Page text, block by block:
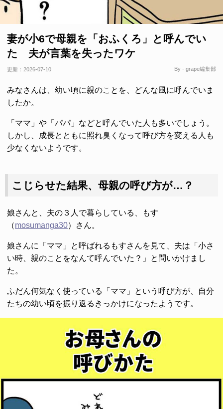
妻が小6で母親を「おふくろ」と呼んでい
た 夫が言葉を失ったワケ
更新： 2026-07-10 By - grape編集部
みなさんは、幼い頃に親のことを、どんな風に呼んでいま
したか。
「ママ」や「パパ」などと呼んでいた人も多いでしょう。
しかし、成長とともに照れ臭くなって呼び方を変える人も
少なくないようです。
こじらせた結果、母親の呼び方が…？
娘さんと、夫の３人で暮らしている、もす
（mosumanga30）さん。
娘さんに「ママ」と呼ばれるもすさんを見て、夫は「小さ
い時、親のことをなんて呼んでいた？」と問いかけまし
た。
ふだん何気なく使っている「ママ」という呼び方が、自分
たちの幼い頃を振り返るきっかけになったようです。